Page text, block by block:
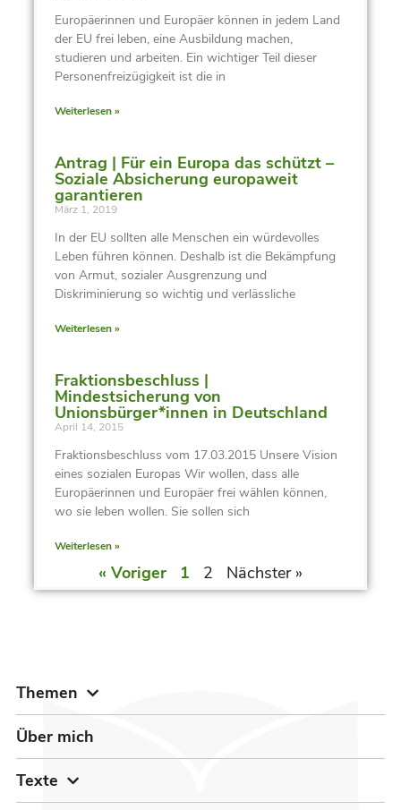
Europäerinnen und Europäer können in jedem Land
der EU frei leben, eine Ausbildung machen,
studieren und arbeiten. Ein wichtiger Teil dieser
Personenfreizügigkeit ist die in
Weiterlesen »
Antrag | Für ein Europa das schützt –
Soziale Absicherung europaweit
garantieren
März 1, 2019
In der EU sollten alle Menschen ein würdevolles
Leben führen können. Deshalb ist die Bekämpfung
von Armut, sozialer Ausgrenzung und
Diskriminierung so wichtig und verlässliche
Weiterlesen »
Fraktionsbeschluss |
Mindestsicherung von
Unionsbürger*innen in Deutschland
April 14, 2015
Fraktionsbeschluss vom 17.03.2015 Unsere Vision
eines sozialen Europas Wir wollen, dass alle
Europäerinnen und Europäer frei wählen können,
wo sie leben wollen. Sie sollen sich
Weiterlesen »
« Voriger 1 2 Nächster »
Themen
Über mich
Texte